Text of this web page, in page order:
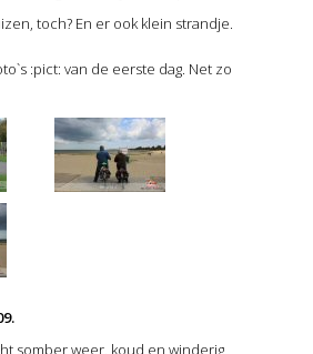
toch? En er ook klein strandje.
:pict: van de eerste dag. Net zo
somber weer, koud en winderig